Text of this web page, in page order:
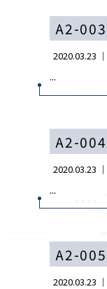
A2-003
2020.03.23 ｜
...
A2-004
2020.03.23 ｜
...
A2-005
2020.03.23 ｜